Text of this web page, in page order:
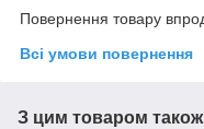
Повернення товару
Всі умови повернення
З цим товаром